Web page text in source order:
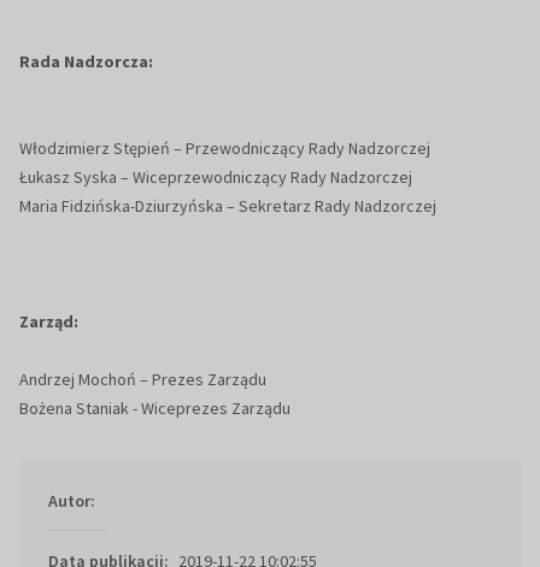
Rada Nadzorcza:
Włodzimierz Stępień – Przewodniczący Rady Nadzorczej
Łukasz Syska – Wiceprzewodniczący Rady Nadzorczej
Maria Fidzińska-Dziurzyńska – Sekretarz Rady Nadzorczej
Zarząd:
Andrzej Mochoń – Prezes Zarządu
Bożena Staniak - Wiceprezes Zarządu
Autor:
Data publikacji: 2019-11-22 10:02:55